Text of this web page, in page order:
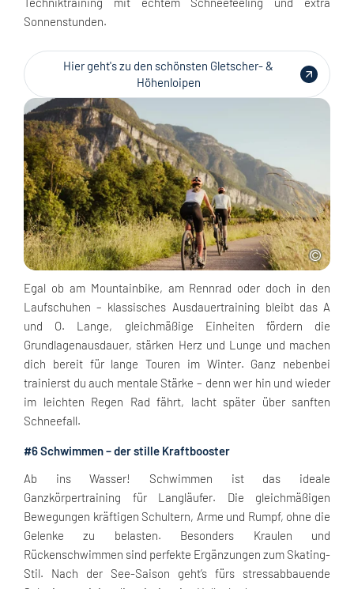
Sonnenstunden.
Hier geht's zu den schönsten Gletscher- &
Höhenloipen
Egal ob am Mountainbike, am Rennrad oder doch in den
Laufschuhen – klassisches Ausdauertraining bleibt das A
und O. Lange, gleichmäßige Einheiten fördern die
Grundlagenausdauer, stärken Herz und Lunge und machen
dich bereit für lange Touren im Winter. Ganz nebenbei
trainierst du auch mentale Stärke – denn wer hin und wieder
im leichten Regen Rad fährt, lacht später über sanften
Schneefall.
#6 Schwimmen – der stille Kraftbooster
Ab ins Wasser! Schwimmen ist das ideale
Ganzkörpertraining für Langläufer. Die gleichmäßigen
Bewegungen kräftigen Schultern, Arme und Rumpf, ohne die
Gelenke zu belasten. Besonders Kraulen und
Rückenschwimmen sind perfekte Ergänzungen zum Skating-
Stil. Nach der See-Saison geht’s fürs stressabbauende